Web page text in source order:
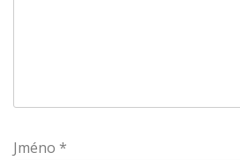
Jméno *